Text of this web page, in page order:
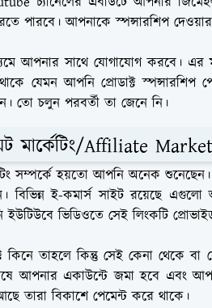
পারবে। আপনাকে স্পন্সারশিপ
আপনার সাথে যোগাযোগ করবে। এর
যেমন আপনি প্রোডাক্ট
তো চলুন পরবর্তী তা জেনে নি।
মার্কেটিং/Affiliate
সম্পর্কে হয়তো আপনি অনেক
ই-কমার্স সাইট রয়েছে এগুলো
ভিডিওতে সেই লিংকটি
কিনে তাহলে কিন্তু সেই কেনা থেকে
আপনার একাউন্টে জমা হবে এবং
তারা বিকাশে পেমেন্ট করে থাকে।